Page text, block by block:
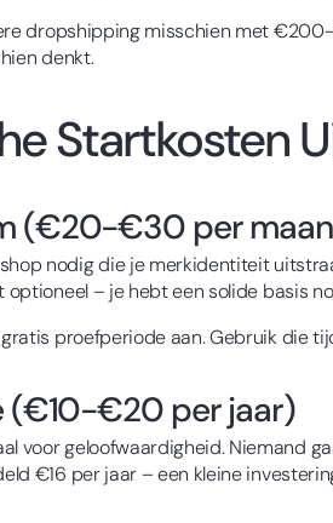
dropshipping misschien met
denkt.
Startkosten
(€20-€30 per
nodig die je merkidentiteit
– je hebt een solide basis
proefperiode aan. Gebruik die
(€10-€20 per jaar)
voor geloofwaardigheid. Niemand
€16 per jaar – een kleine